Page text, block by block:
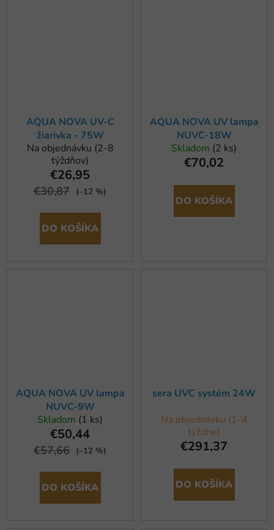
AQUA NOVA UV-C
žiarivka - 75W
Na objednávku (2-8
týždňov)
€26,95
€30,87 (–12 %)
DO KOŠÍKA
AQUA NOVA UV lampa
NUVC-18W
Skladom (2 ks)
€70,02
DO KOŠÍKA
AQUA NOVA UV lampa
NUVC-9W
Skladom (1 ks)
€50,44
€57,66 (–12 %)
DO KOŠÍKA
sera UVC systém 24W
Na objednávku (1-4
týždne)
€291,37
DO KOŠÍKA